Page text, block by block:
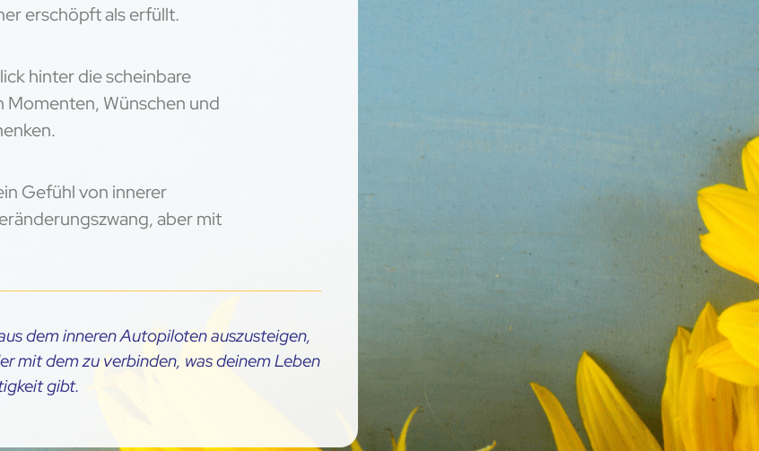
erschöpft als erfüllt.
hinter die scheinbare
Momenten, Wünschen und
Gefühl von innerer
aber mit
dem inneren Autopiloten auszusteigen,
mit dem zu verbinden, was deinem Leben
gibt.